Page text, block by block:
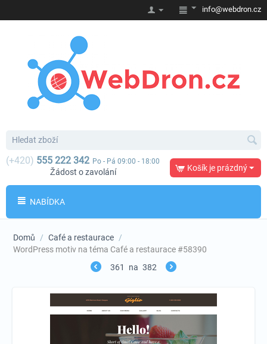
info@webdron.cz
(+420) 555 222 342 Po - Pá 09:00 - 18:00
Žádost o zavolání Košík je prázdný
NABÍDKA
Domů / Café a restaurace /
WordPress motiv na téma Café a restaurace #58390
361
na 382